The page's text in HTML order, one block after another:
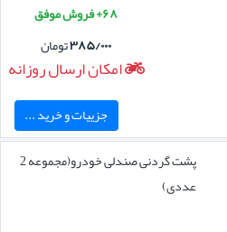
۶۸+ فروش موفق
۳۸۵/۰۰۰تومان
امکان ارسال روزانه
جزییات و خرید ...
پشت گردنی صندلی خودرو(مجموعه 2
عددی)